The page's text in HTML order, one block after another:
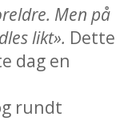
Men på
likt». Dette
dag en
rundt